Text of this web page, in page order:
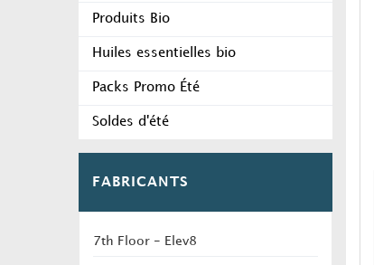
Produits Bio
Huiles essentielles bio
Packs Promo Été
Soldes d'été
FABRICANTS
7th Floor - Elev8